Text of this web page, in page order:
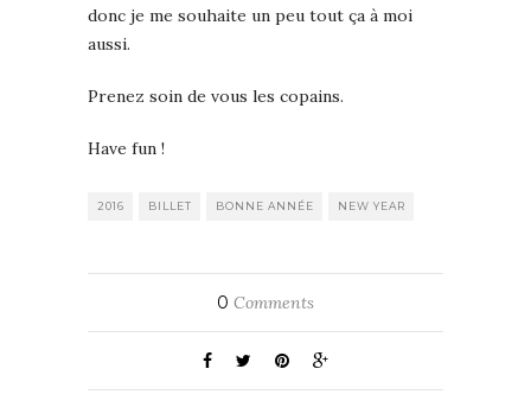
donc je me souhaite un peu tout ça à moi
aussi.
Prenez soin de vous les copains.
Have fun !
2016 BILLET BONNE ANNÉE NEW YEAR
0 Comments